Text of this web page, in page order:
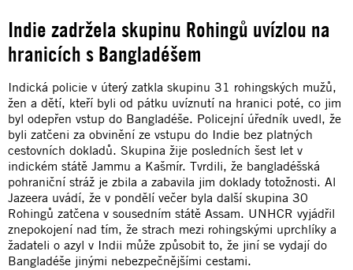
Indie zadržela skupinu Rohingů uvízlou na
hranicích s Bangladéšem
Indická policie v úterý zatkla skupinu 31 rohingských mužů,
žen a dětí, kteří byli od pátku uvíznutí na hranici poté, co jim
byl odepřen vstup do Bangladéše. Policejní úředník uvedl, že
byli zatčeni za obvinění ze vstupu do Indie bez platných
cestovních dokladů. Skupina žije posledních šest let v
indickém státě Jammu a Kašmír. Tvrdili, že bangladéšská
pohraniční stráž je zbila a zabavila jim doklady totožnosti. Al
Jazeera uvádí, že v pondělí večer byla další skupina 30
Rohingů zatčena v sousedním státě Assam. UNHCR vyjádřil
znepokojení nad tím, že strach mezi rohingskými uprchlíky a
žadateli o azyl v Indii může způsobit to, že jiní se vydají do
Bangladéše jinými nebezpečnějšími cestami.